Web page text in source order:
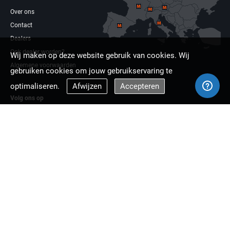
Over ons
Contact
Dealers
Ook dealer worden?
Algemene voorwaarden
Volg ons op
Wij maken op deze website gebruik van cookies. Wij
gebruiken cookies om jouw gebruikservaring te
optimaliseren.
Afwijzen Accepteren